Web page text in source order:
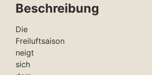
Beschreibung
Die
Freiluftsaison
neigt
sich